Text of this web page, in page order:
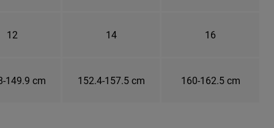
12 14 16
149.9 cm 152.4-157.5 cm 160-162.5 cm